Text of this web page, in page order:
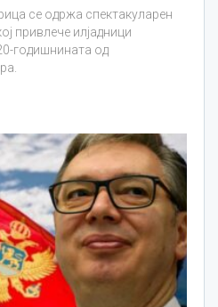
се одржа спектакуларен
привлече илјадници
годишнината од